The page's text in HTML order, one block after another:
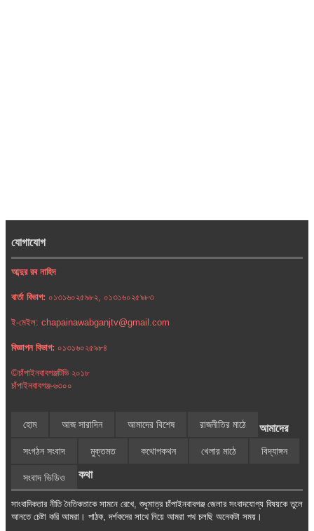
যোগাযোগ
আব্দুর রব নাহিদ
বার্তা বিভাগ: ০১৩১৬০২৫৯৮২, ০১৩১৬০২৫৯৮৩
ই-মেইল: chapainawabganjtv@gmail.com
বিজ্ঞাপন বিভাগ: ০১৩১৬০২৫৯৮৪
©চাঁপাইনবাবগঞ্জটিভি ২০১৮
চাঁপাইনবাবগঞ্জ-৬৩০০
হোম আজ সারাদিন আমাদের বিশেষ রাজনীতির মাঠে
সংগঠন সংবাদ মুক্তমত কথোপকথন খেলার মাঠে বিদ্যাঙ্গন
সংবাদ ভিডিও
আমাদের
কথা
সাংবাদিকতার নীতি নৈতিকতাকে সামনে রেখে, শুধুমাত্র চাঁপাইনবাবগঞ্জ জেলার সংবাদযোগ্য বিষয়কে তুলে
আনতে চেষ্টা করি আমরা। পাঠক, দর্শকদের সাথে নিয়ে আমরা পথ চলছি অনেকটা সময়।